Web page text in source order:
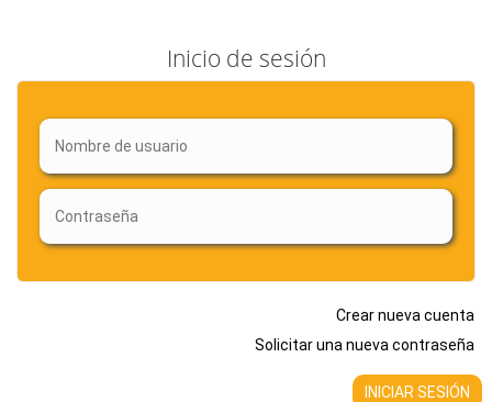
Inicio de sesión
Crear nueva cuenta
Solicitar una nueva contraseña